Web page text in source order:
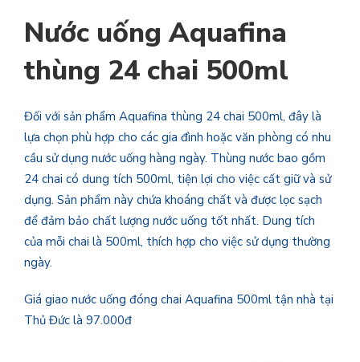
Nước uống Aquafina
thùng 24 chai 500ml
Đối với sản phẩm Aquafina thùng 24 chai 500ml, đây là
lựa chọn phù hợp cho các gia đình hoặc văn phòng có nhu
cầu sử dụng nước uống hàng ngày. Thùng nước bao gồm
24 chai có dung tích 500ml, tiện lợi cho việc cất giữ và sử
dụng. Sản phẩm này chứa khoáng chất và được lọc sạch
để đảm bảo chất lượng nước uống tốt nhất. Dung tích
của mỗi chai là 500ml, thích hợp cho việc sử dụng thường
ngày.
Giá giao nước uống đóng chai Aquafina 500ml tận nhà tại
Thủ Đức là 97.000đ